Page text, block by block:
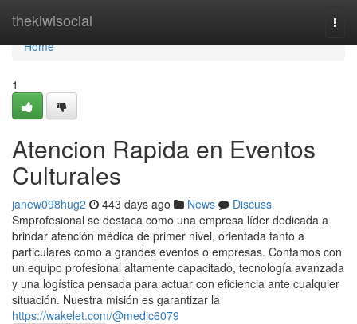
thekiwisocial
Home
Home
1
Atencion Rapida en Eventos
Culturales
janew098hug2 443 days ago News
Discuss
Smprofesional se destaca como una empresa líder dedicada a
brindar atención médica de primer nivel, orientada tanto a
particulares como a grandes eventos o empresas. Contamos con
un equipo profesional altamente capacitado, tecnología avanzada
y una logística pensada para actuar con eficiencia ante cualquier
situación. Nuestra misión es garantizar la
https://wakelet.com/@medic6079